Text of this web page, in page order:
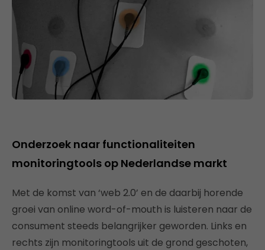
Onderzoek naar functionaliteiten
monitoringtools op Nederlandse markt
Met de komst van ‘web 2.0’ en de daarbij horende
groei van online word-of-mouth is luisteren naar de
consument steeds belangrijker geworden. Links en
rechts zijn monitoringtools uit de grond geschoten,